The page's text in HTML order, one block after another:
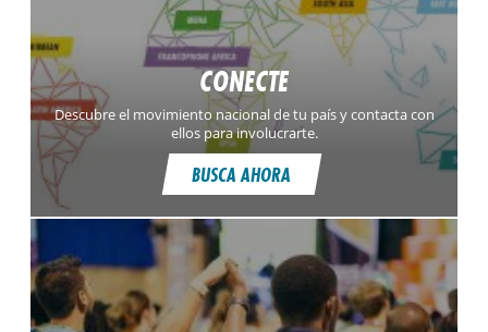
CONECTE
Descubre el movimiento nacional de tu país y contacta con
ellos para involucrarte.
BUSCA AHORA